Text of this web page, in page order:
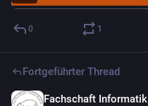
0 1
Fortgeführter Thread
Fachschaft Informatik